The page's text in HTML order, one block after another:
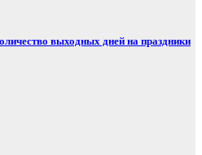
выходных дней на праздники